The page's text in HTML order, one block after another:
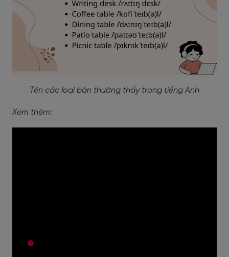
Tên các loại bàn thường thấy trong tiếng Anh
Xem thêm: